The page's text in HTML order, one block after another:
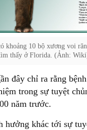
khoảng 10 bộ xương voi
thấy ở Florida. (Ảnh:
đây chỉ ra rằng
trong sự tuyệt
năm trước.
hưởng khác tới sự